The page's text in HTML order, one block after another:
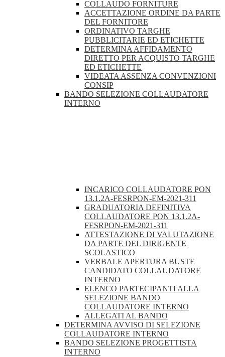
COLLAUDO FORNITURE
ACCETTAZIONE ORDINE DA PARTE
DEL FORNITORE
ORDINATIVO TARGHE
PUBBLICITARIE ED ETICHETTE
DETERMINA AFFIDAMENTO
DIRETTO PER ACQUISTO TARGHE
ED ETICHETTE
VIDEATA ASSENZA CONVENZIONI
CONSIP
BANDO SELEZIONE COLLAUDATORE
INTERNO
INCARICO COLLAUDATORE PON
13.1.2A-FESRPON-EM-2021-311
GRADUATORIA DEFINITIVA
COLLAUDATORE PON 13.1.2A-
FESRPON-EM-2021-311
ATTESTAZIONE DI VALUTAZIONE
DA PARTE DEL DIRIGENTE
SCOLASTICO
VERBALE APERTURA BUSTE
CANDIDATO COLLAUDATORE
INTERNO
ELENCO PARTECIPANTI ALLA
SELEZIONE BANDO
COLLAUDATORE INTERNO
ALLEGATI AL BANDO
DETERMINA AVVISO DI SELEZIONE
COLLAUDATORE INTERNO
BANDO SELEZIONE PROGETTISTA
INTERNO